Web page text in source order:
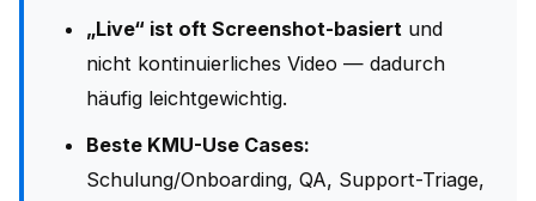
„Live“ ist oft Screenshot-basiert und
nicht kontinuierliches Video — dadurch
häufig leichtgewichtig.
Beste KMU-Use Cases:
Schulung/Onboarding, QA, Support-Triage,